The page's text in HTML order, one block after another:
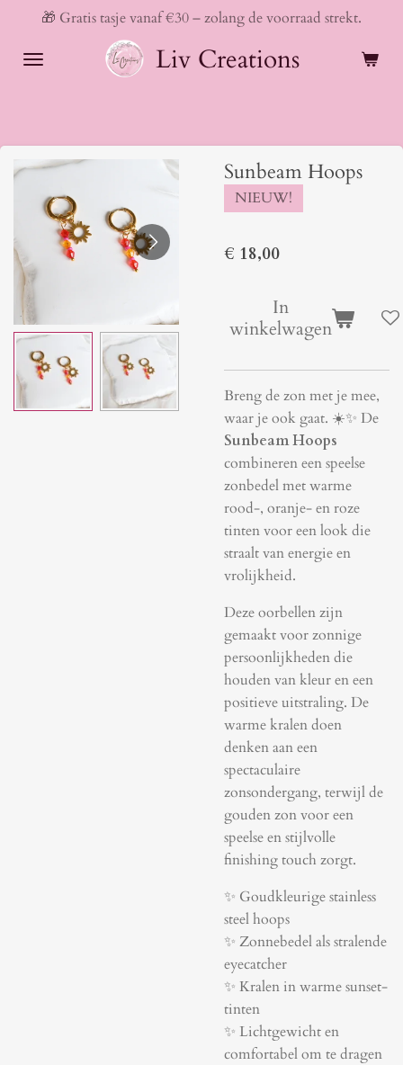
naar
Liv Creations
🎁 Gratis tasje vanaf €30 – zolang de voorraad strekt.
Sunbeam Hoops
NIEUW!
€ 18,00
In
winkelwagen
Breng de zon met je mee,
waar je ook gaat. ☀️✨ De
Sunbeam Hoops
combineren een speelse
zonbedel met warme
rood-, oranje- en roze
tinten voor een look die
straalt van energie en
vrolijkheid.
Deze oorbellen zijn
gemaakt voor zonnige
persoonlijkheden die
houden van kleur en een
positieve uitstraling. De
warme kralen doen
denken aan een
spectaculaire
zonsondergang, terwijl de
gouden zon voor een
speelse en stijlvolle
finishing touch zorgt.
✨ Goudkleurige stainless
steel hoops
✨ Zonnebedel als stralende
eyecatcher
✨ Kralen in warme sunset-
tinten
✨ Lichtgewicht en
comfortabel om te dragen